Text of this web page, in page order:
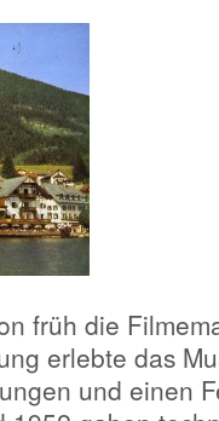
früh die
erlebte das
und einen